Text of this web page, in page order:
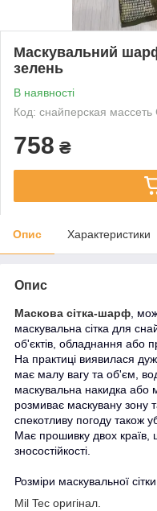
Маскувальний
зелень
В наявності
Код: снайперская массеть
758 ₴
Опис Характеристики
Опис
Маскова сітка-шарф ,
маскувальна сітка для
об'єктів, обладнання або
На практиці виявилася
має малу вагу та об'єм,
маскувальна накидка або
розмиває маскувану
спекотливу погоду також
Має прошивку двох країв,
зносостійкості.
Розміри маскувальної
Mil Tec оригінал.